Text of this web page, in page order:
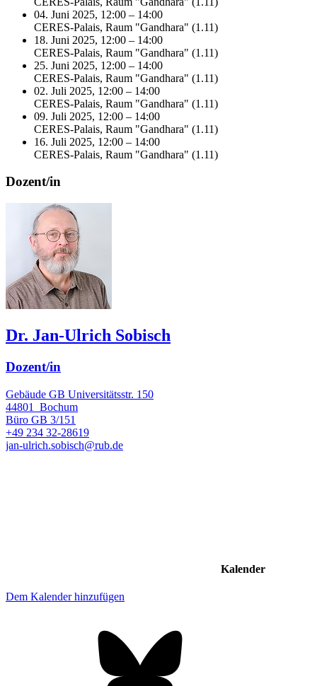
04. Juni 2025, 12:00 – 14:00
CERES-Palais, Raum "Gandhara" (1.11)
18. Juni 2025, 12:00 – 14:00
CERES-Palais, Raum "Gandhara" (1.11)
25. Juni 2025, 12:00 – 14:00
CERES-Palais, Raum "Gandhara" (1.11)
02. Juli 2025, 12:00 – 14:00
CERES-Palais, Raum "Gandhara" (1.11)
09. Juli 2025, 12:00 – 14:00
CERES-Palais, Raum "Gandhara" (1.11)
16. Juli 2025, 12:00 – 14:00
CERES-Palais, Raum "Gandhara" (1.11)
Dozent/in
Dr. Jan-Ulrich Sobisch
Dozent/in
Gebäude GB Universitätsstr. 150
44801
Bochum
Büro GB 3/151
+49 234 32-28619
jan-ulrich.sobisch@rub.de
Kalender
Dem Kalender hinzufügen